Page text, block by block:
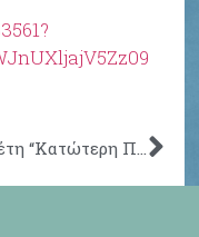
H μελέτη “Κατώτερη Παλαιολιθική αρχαιολογία και καταποντισμένα τοπία στην Ελλάδα: η τρέχουσα έρευνα αιχμής” των Π. Τσακανίκου, Ν. Γαλανίδου, Δ. Σακελλαρίου στο Quaternary International διαθέσιμη στον παρακάτω σύνδεσμο μέχρι τις 25 Μαϊου 2021